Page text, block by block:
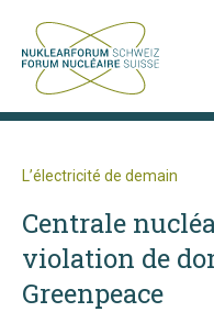
L’électricité de demain
Centrale
violation de
Greenpeace